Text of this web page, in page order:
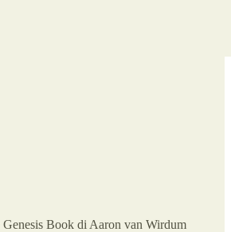
Book di Aaron van Wirdum